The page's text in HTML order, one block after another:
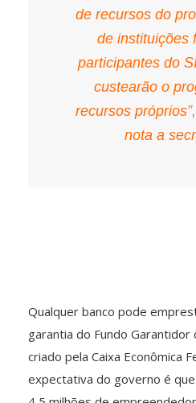
de recursos do
de instituições
participantes do
custearão o
recursos
nota a
Qualquer banco pode
garantia do Fundo Garantidor
criado pela Caixa Econômica
expectativa do governo é